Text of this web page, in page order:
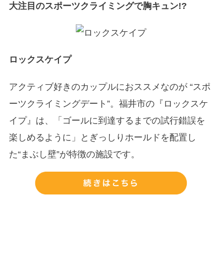
大注目のスポーツクライミングで胸キュン!?
ロックスケイプ
アクティブ好きのカップルにおススメなのが “スポ
ーツクライミングデート”。福井市の『ロックスケ
イプ』は、「ゴールに到達するまでの試行錯誤を
楽しめるように」とぎっしりホールドを配置し
た“まぶし壁”が特徴の施設です。